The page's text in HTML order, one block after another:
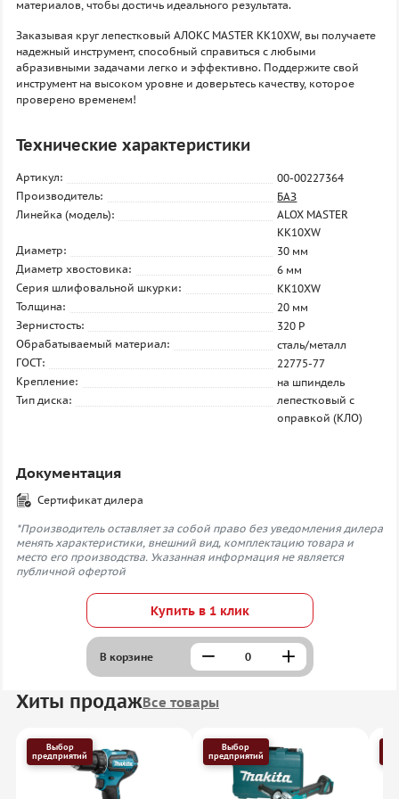
материалов, чтобы достичь идеального результата.
Заказывая круг лепестковый АЛОКС MASTER KK10XW, вы получаете
надежный инструмент, способный справиться с любыми
абразивными задачами легко и эффективно. Поддержите свой
инструмент на высоком уровне и доверьтесь качеству, которое
проверено временем!
Технические характеристики
Артикул:
00-00227364
Производитель:
БАЗ
Линейка (модель):
ALOX MASTER
KK10XW
Диаметр:
30 мм
Диаметр хвостовика:
6 мм
Серия шлифовальной шкурки:
KK10XW
Толщина:
20 мм
Зернистость:
320 P
Обрабатываемый материал:
сталь/металл
ГОСТ:
22775-77
Крепление:
на шпиндель
Тип диска:
лепестковый с
оправкой (КЛО)
Документация
Сертификат дилера
*Производитель оставляет за собой право без уведомления дилера
менять характеристики, внешний вид, комплектацию товара и
место его производства. Указанная информация не является
публичной офертой
Купить в 1 клик
В корзине
Хиты продажВсе товары
Выбор
предприятий
Выбор
предприятий